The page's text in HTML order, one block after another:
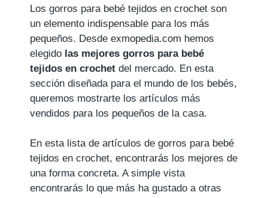
Los gorros para bebé tejidos en crochet son
un elemento indispensable para los más
pequeños. Desde exmopedia.com hemos
elegido las mejores gorros para bebé
tejidos en crochet del mercado. En esta
sección diseñada para el mundo de los bebés,
queremos mostrarte los artículos más
vendidos para los pequeños de la casa.
En esta lista de artículos de gorros para bebé
tejidos en crochet, encontrarás los mejores de
una forma concreta. A simple vista
encontrarás lo que más ha gustado a otras